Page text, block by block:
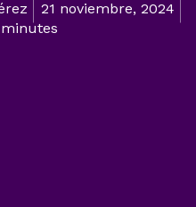
21 noviembre, 2024